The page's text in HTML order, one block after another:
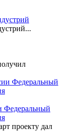
Федеральный
проекту дал